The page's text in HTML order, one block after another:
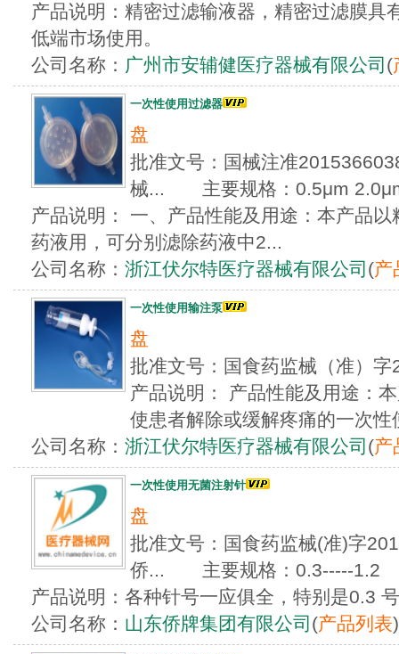
产品说明：精密过滤输液器，精密过滤膜具
低端市场使用。
公司名称： 广州市安辅健医疗器械有限公司 (
一次性使用过滤器
盘
批准文号：国械注准
械... 主要规格：0.5μm
产品说明： 一、产品性能及用途：本产品
药液用，可分别滤除药液中2...
公司名称： 浙江伏尔特医疗器械有限公司 (产
一次性使用输注泵
盘
批准文号：国食药监械（准
产品说明： 产品性能及用途：
使患者解除或缓解疼痛的一次性
公司名称： 浙江伏尔特医疗器械有限公司 (产
一次性使用无菌注射针
盘
批准文号：国食药监械(准)字
侨... 主要规格：0.3-----1.2
产品说明：各种针号一应俱全，特别是0.3
公司名称： 山东侨牌集团有限公司 (产品列表)